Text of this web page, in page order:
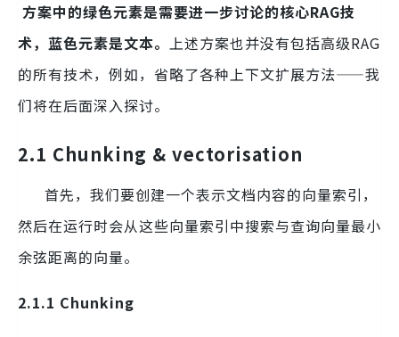
方案中的绿色元素是需要进一步讨论的核心RAG技
术，蓝色元素是文本。 上述方案也并没有包括高级RAG
的所有技术，例如，省略了各种上下文扩展方法——我
们将在后面深入探讨。
2.1 Chunking & vectorisation
首先，我们要创建一个表示文档内容的向量索引，
然后在运行时会从这些向量索引中搜索与查询向量最小
余弦距离的向量。
2.1.1 Chunking